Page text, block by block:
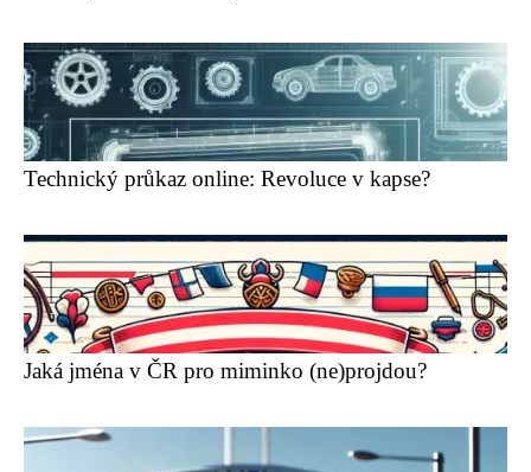
Technický průkaz online: Revoluce v kapse?
Jaká jména v ČR pro miminko (ne)projdou?